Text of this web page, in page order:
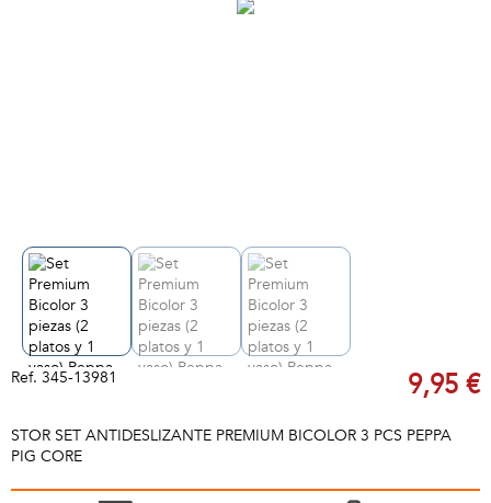
Ref. 345-13981 9,95 €
STOR SET ANTIDESLIZANTE PREMIUM BICOLOR 3 PCS PEPPA
PIG CORE